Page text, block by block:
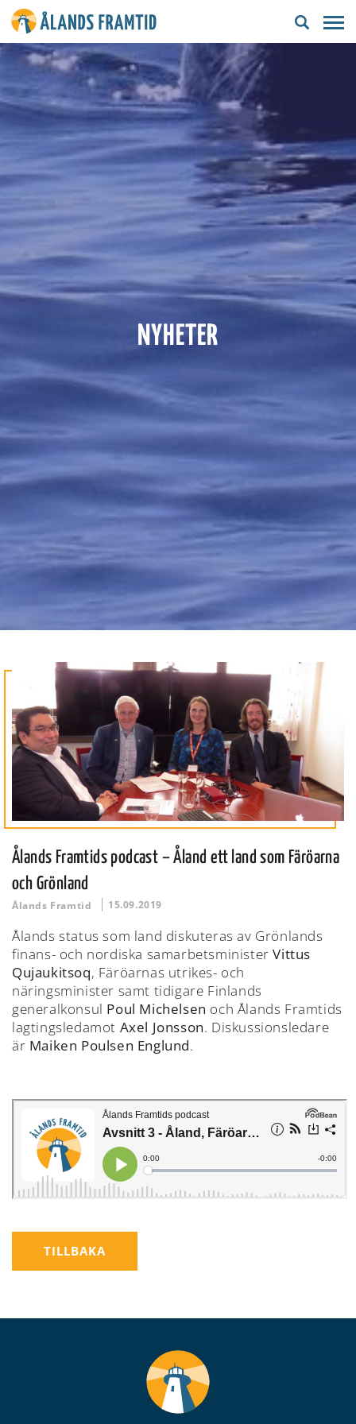
NYHETER
Ålands Framtids podcast – Åland ett land som Färöarna
och Grönland
Ålands Framtid 15.09.2019
Ålands status som land diskuteras av Grönlands
finans- och nordiska samarbetsministerVittus
Qujaukitsoq, Färöarnas utrikes- och
näringsminister samt tidigare Finlands
generalkonsul Poul Michelsen och Ålands Framtids
lagtingsledamot Axel Jonsson. Diskussionsledare
är Maiken Poulsen Englund.
TILLBAKA